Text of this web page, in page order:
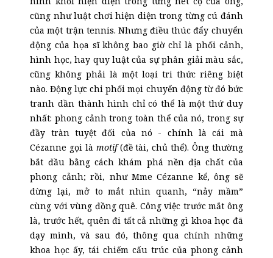
cũng như luật chơi hiện diện trong từng cú đánh
của một trận tennis. Nhưng điều thúc đẩy chuyển
động của họa sĩ không bao giờ chỉ là phối cảnh,
hình học, hay quy luật của sự phân giải màu sắc,
cũng không phải là một loại tri thức riêng biệt
nào. Động lực chi phối mọi chuyển động từ đó bức
tranh dần thành hình chỉ có thể là một thứ duy
nhất: phong cảnh trong toàn thể của nó, trong sự
đầy tràn tuyệt đối của nó - chính là cái mà
Cézanne gọi là motif(đề tài, chủ thể). Ông thường
bắt đầu bằng cách khám phá nền địa chất của
phong cảnh; rồi, như Mme Cézanne kể, ông sẽ
dừng lại, mở to mắt nhìn quanh, “nảy mầm”
cùng với vùng đồng quê. Công việc trước mắt ông
là, trước hết, quên đi tất cả những gì khoa học đã
dạy mình, và sau đó, thông qua chính những
khoa học ấy, tái chiếm cấu trúc của phong cảnh